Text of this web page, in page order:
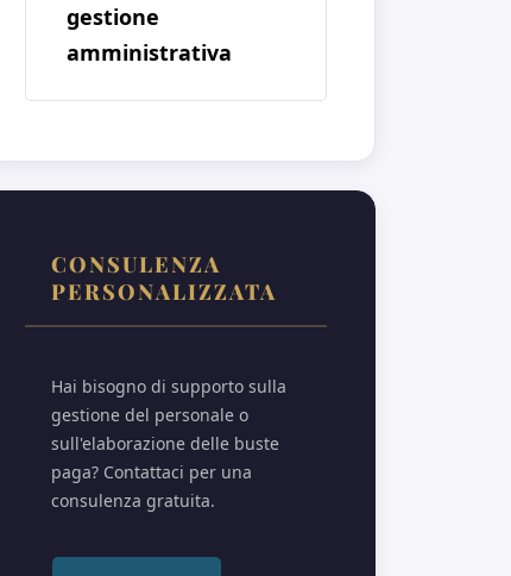
gestione
amministrativa
CONSULENZA
PERSONALIZZATA
Hai bisogno di supporto sulla
gestione del personale o
sull'elaborazione delle buste
paga? Contattaci per una
consulenza gratuita.